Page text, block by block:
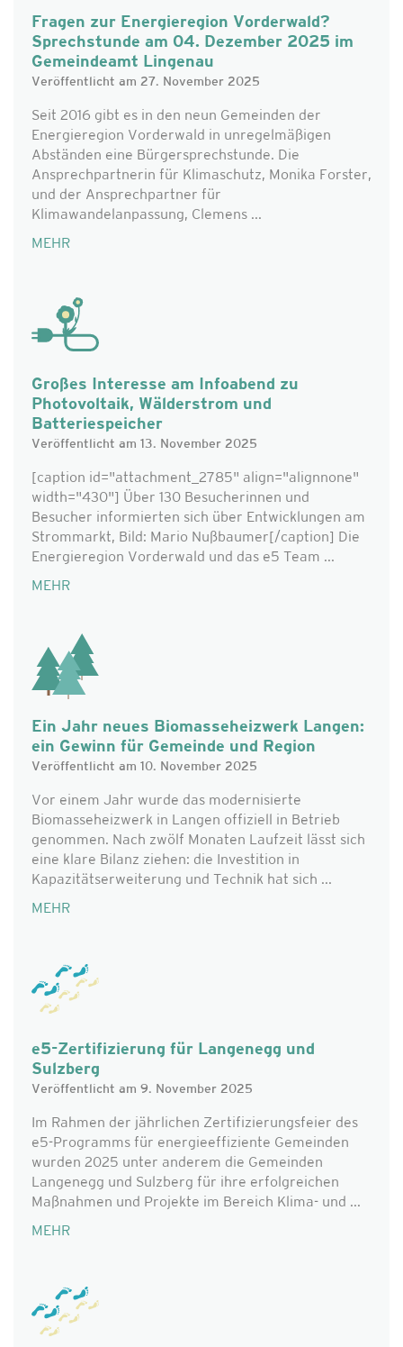
Fragen zur Energieregion Vorderwald?
Sprechstunde am 04. Dezember 2025 im
Gemeindeamt Lingenau
Veröffentlicht am 27. November 2025
Seit 2016 gibt es in den neun Gemeinden der
Energieregion Vorderwald in unregelmäßigen
Abständen eine Bürgersprechstunde. Die
Ansprechpartnerin für Klimaschutz, Monika Forster,
und der Ansprechpartner für
Klimawandelanpassung, Clemens ...
MEHR
Großes Interesse am Infoabend zu
Photovoltaik, Wälderstrom und
Batteriespeicher
Veröffentlicht am 13. November 2025
[caption id="attachment_2785" align="alignnone"
width="430"] Über 130 Besucherinnen und
Besucher informierten sich über Entwicklungen am
Strommarkt, Bild: Mario Nußbaumer[/caption] Die
Energieregion Vorderwald und das e5 Team ...
MEHR
Ein Jahr neues Biomasseheizwerk Langen:
ein Gewinn für Gemeinde und Region
Veröffentlicht am 10. November 2025
Vor einem Jahr wurde das modernisierte
Biomasseheizwerk in Langen offiziell in Betrieb
genommen. Nach zwölf Monaten Laufzeit lässt sich
eine klare Bilanz ziehen: die Investition in
Kapazitätserweiterung und Technik hat sich ...
MEHR
e5-Zertifizierung für Langenegg und
Sulzberg
Veröffentlicht am 9. November 2025
Im Rahmen der jährlichen Zertifizierungsfeier des
e5-Programms für energieeffiziente Gemeinden
wurden 2025 unter anderem die Gemeinden
Langenegg und Sulzberg für ihre erfolgreichen
Maßnahmen und Projekte im Bereich Klima- und ...
MEHR